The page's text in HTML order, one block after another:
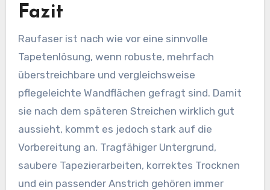
Fazit
Raufaser ist nach wie vor eine sinnvolle
Tapetenlösung, wenn robuste, mehrfach
überstreichbare und vergleichsweise
pflegeleichte Wandflächen gefragt sind. Damit
sie nach dem späteren Streichen wirklich gut
aussieht, kommt es jedoch stark auf die
Vorbereitung an. Tragfähiger Untergrund,
saubere Tapezierarbeiten, korrektes Trocknen
und ein passender Anstrich gehören immer